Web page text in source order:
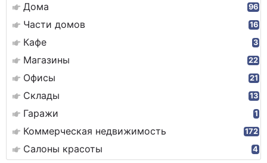
Дома 96
Части домов 16
Кафе 3
Магазины 22
Офисы 21
Склады 13
Гаражи 1
Коммерческая недвижимость 172
Салоны красоты 4